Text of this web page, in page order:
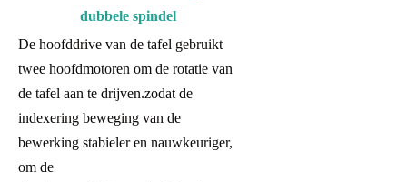
dubbele spindel
De hoofddrive van de tafel gebruikt
twee hoofdmotoren om de rotatie van
de tafel aan te drijven.zodat de
indexering beweging van de
bewerking stabieler en nauwkeuriger,
om de